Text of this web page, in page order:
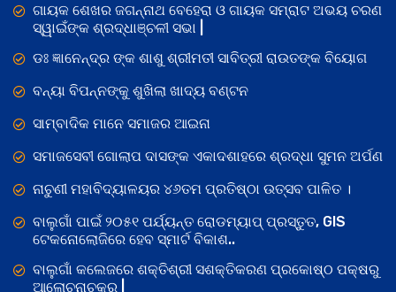
ଗାୟକ ଶେଖର ଜଗନ୍ନାଥ ବେହେରା ଓ ଗାୟକ ସମ୍ରାଟ ଅଭୟ ଚରଣ
ସ୍ୱାଇଁଙ୍କ ଶ୍ରଦ୍ଧାଞ୍ଚଳୀ ସଭା |
ଡଃ ଜ୍ଞାନେନ୍ଦ୍ର ଙ୍କ ଶାଶୁ ଶ୍ରୀମତୀ ସାବିତ୍ରୀ ରାଉତଙ୍କ ବିୟୋଗ
ବନ୍ୟା ବିପନ୍ନଙ୍କୁ ଶୁଖିଲା ଖାଦ୍ୟ ବଣ୍ଟନ
ସାମ୍ବାଦିକ ମାନେ ସମାଜର ଆଇନା
ସମାଜସେବୀ ଗୋଲାପ ଦାସଙ୍କ ଏକାଦଶାହରେ ଶ୍ରଦ୍ଧା ସୁମନ ଅର୍ପଣ
ନାଚୁଣୀ ମହାବିଦ୍ୟାଳୟର ୪୬ତମ ପ୍ରତିଷ୍ଠା ଉତ୍ସବ ପାଳିତ ।
ବାଲୁଗାଁ ପାଇଁ ୨୦୫୧ ପର୍ଯ୍ୟନ୍ତ ରୋଡମ୍ୟାପ୍ ପ୍ରସ୍ତୁତ, GIS
ଟେକନୋଲୋଜିରେ ହେବ ସ୍ମାର୍ଟ ବିକାଶ..
ବାଲୁଗାଁ କଲେଜରେ ଶକ୍ତିଶ୍ରୀ ସଶକ୍ତିକରଣ ପ୍ରକୋଷ୍ଠ ପକ୍ଷରୁ
ଆଲୋଚନାଚକ୍ର |